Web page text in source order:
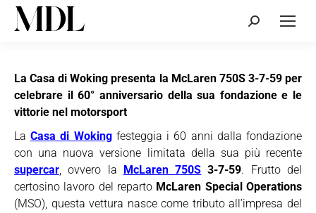
Cerca:
La Casa di Woking presenta la McLaren 750S 3-7-59 per
celebrare il 60° anniversario della sua fondazione e le
vittorie nel motorsport
LaCasa di Wokingfesteggia i 60 anni dalla fondazione
con una nuova versione limitata della sua più recente
supercar, ovvero la McLaren 750S 3-7-59. Frutto del
certosino lavoro del reparto McLaren Special Operations
(MSO), questa vettura nasce come tributo all’impresa del